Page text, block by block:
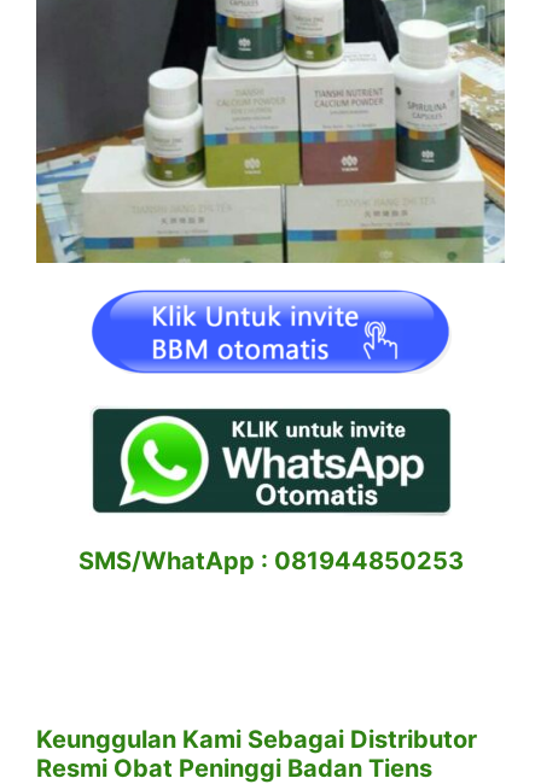
SMS/WhatApp : 081944850253
Keunggulan Kami Sebagai Distributor
Resmi Obat Peninggi Badan Tiens